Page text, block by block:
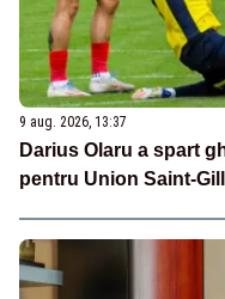
9 aug. 2026, 13:37
Darius Olaru a spart
pentru Union Saint-